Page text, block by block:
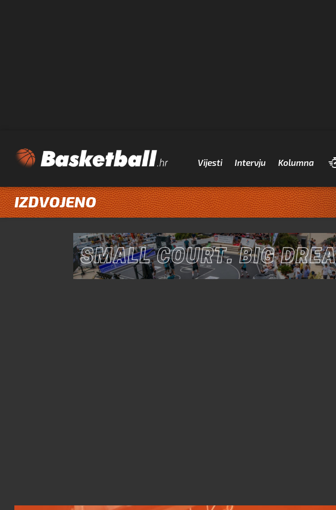
Vijesti Intervju Kolumna
IZDVOJENO